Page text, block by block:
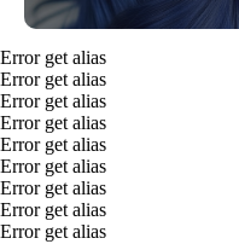
Error get alias
Error get alias
Error get alias
Error get alias
Error get alias
Error get alias
Error get alias
Error get alias
Error get alias